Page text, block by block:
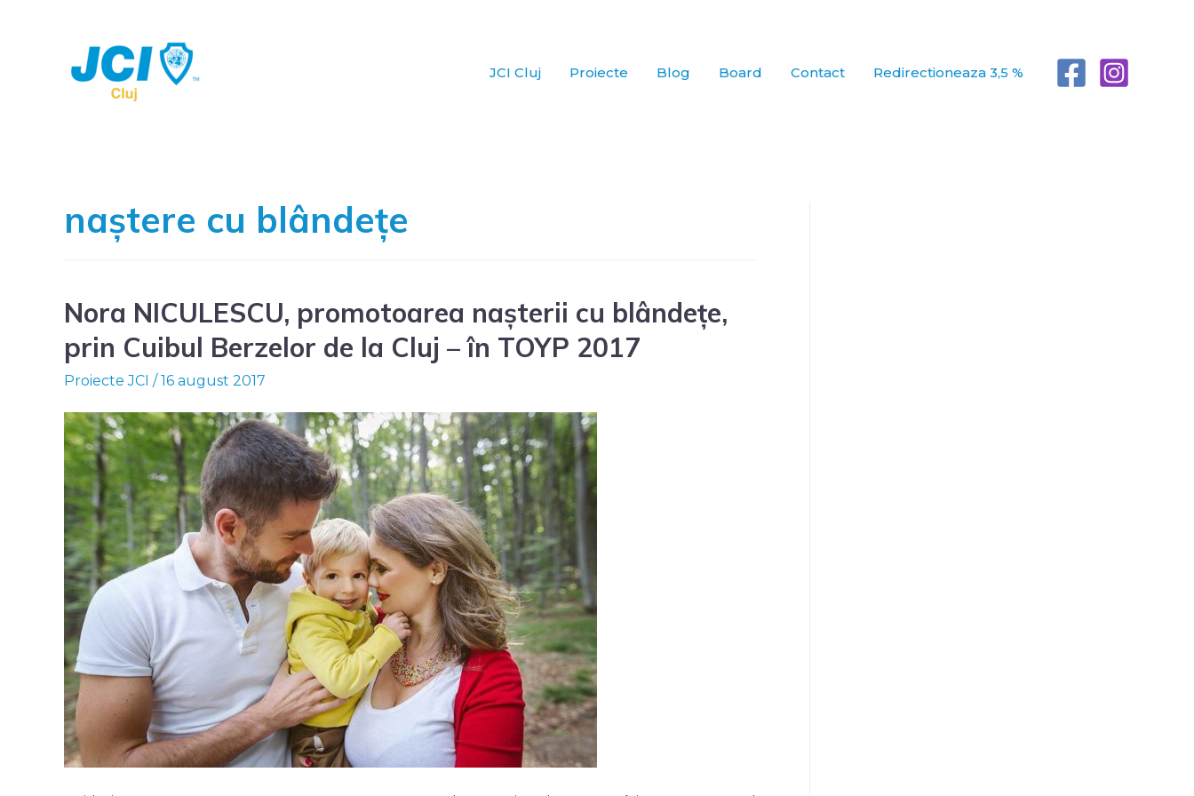
JCI Cluj Proiecte Blog Board Contact Redirectioneaza 3,5 %
naștere cu blândețe
Nora NICULESCU, promotoarea nașterii cu blândețe,
prin Cuibul Berzelor de la Cluj – în TOYP 2017
Proiecte JCI /16 august 2017